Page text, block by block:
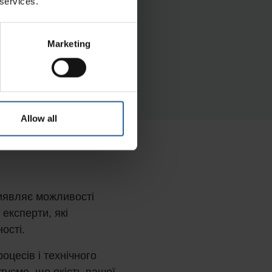
Marketing
Allow all
можливості
які
і технічного